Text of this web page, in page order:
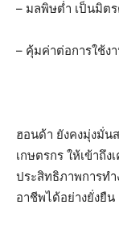
– มลพิษต่ำ เป็นมิต
– คุ้มค่าต่อการใช้ง
ฮอนด้า ยังคงมุ่งมั่
เกษตรกร ให้เข้าถึ
ประสิทธิภาพการท
อาชีพได้อย่างยั่งยืน